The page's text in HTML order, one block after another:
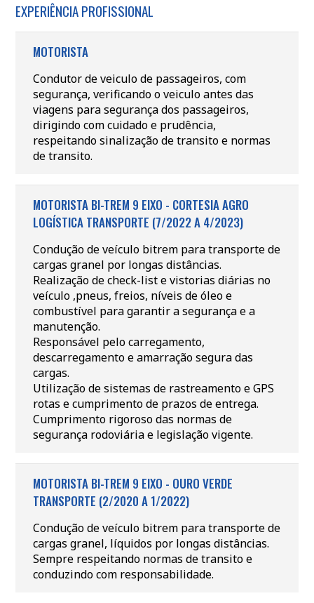
EXPERIÊNCIA PROFISSIONAL
MOTORISTA
Condutor de veiculo de passageiros, com
segurança, verificando o veiculo antes das
viagens para segurança dos passageiros,
dirigindo com cuidado e prudência,
respeitando sinalização de transito e normas
de transito.
MOTORISTA BI-TREM 9 EIXO - CORTESIA AGRO
LOGÍSTICA TRANSPORTE (7/2022 A 4/2023)
Condução de veículo bitrem para transporte de
cargas granel por longas distâncias.
Realização de check-list e vistorias diárias no
veículo ,pneus, freios, níveis de óleo e
combustível para garantir a segurança e a
manutenção.
Responsável pelo carregamento,
descarregamento e amarração segura das
cargas.
Utilização de sistemas de rastreamento e GPS
rotas e cumprimento de prazos de entrega.
Cumprimento rigoroso das normas de
segurança rodoviária e legislação vigente.
MOTORISTA BI-TREM 9 EIXO - OURO VERDE
TRANSPORTE (2/2020 A 1/2022)
Condução de veículo bitrem para transporte de
cargas granel, líquidos por longas distâncias.
Sempre respeitando normas de transito e
conduzindo com responsabilidade.